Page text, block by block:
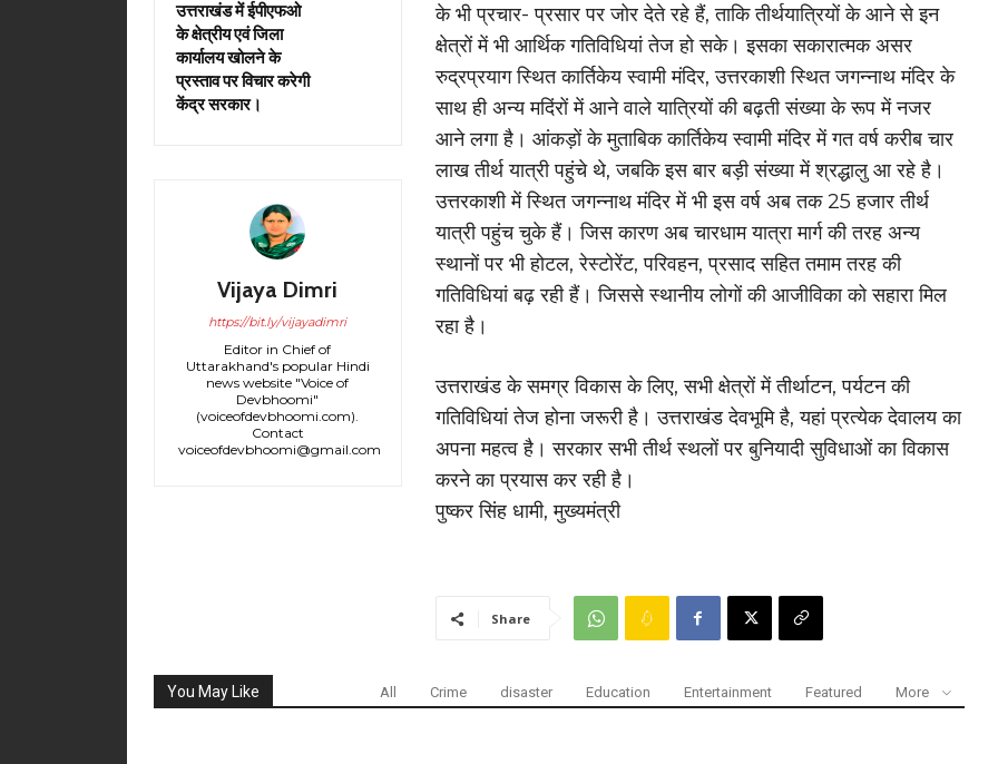
उत्तराखंड में ईपीएफओ
के क्षेत्रीय एवं जिला
कार्यालय खोलने के
प्रस्ताव पर विचार करेगी
केंद्र सरकार।
Vijaya Dimri
https://bit.ly/vijayadimri
Editor in Chief of
Uttarakhand's popular Hindi
news website "Voice of
Devbhoomi"
(voiceofdevbhoomi.com).
Contact
voiceofdevbhoomi@gmail.com
के भी प्रचार- प्रसार पर जोर देते रहे हैं, ताकि तीर्थयात्रियों के आने से इन
क्षेत्रों में भी आर्थिक गतिविधियां तेज हो सके। इसका सकारात्मक असर
रुद्रप्रयाग स्थित कार्तिकेय स्वामी मंदिर, उत्तरकाशी स्थित जगन्नाथ मंदिर के
साथ ही अन्य मदिंरों में आने वाले यात्रियों की बढ़ती संख्या के रूप में नजर
आने लगा है। आंकड़ों के मुताबिक कार्तिकेय स्वामी मंदिर में गत वर्ष करीब चार
लाख तीर्थ यात्री पहुंचे थे, जबकि इस बार बड़ी संख्या में श्रद्धालु आ रहे है।
उत्तरकाशी में स्थित जगन्नाथ मंदिर में भी इस वर्ष अब तक 25 हजार तीर्थ
यात्री पहुंच चुके हैं। जिस कारण अब चारधाम यात्रा मार्ग की तरह अन्य
स्थानों पर भी होटल, रेस्टोरेंट, परिवहन, प्रसाद सहित तमाम तरह की
गतिविधियां बढ़ रही हैं। जिससे स्थानीय लोगों की आजीविका को सहारा मिल
रहा है।
उत्तराखंड के समग्र विकास के लिए, सभी क्षेत्रों में तीर्थाटन, पर्यटन की
गतिविधियां तेज होना जरूरी है। उत्तराखंड देवभूमि है, यहां प्रत्येक देवालय का
अपना महत्व है। सरकार सभी तीर्थ स्थलों पर बुनियादी सुविधाओं का विकास
करने का प्रयास कर रही है।
पुष्कर सिंह धामी, मुख्यमंत्री
Share
You May Like All Crime disaster Education Entertainment Featured More